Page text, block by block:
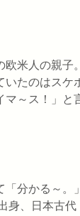
米人の親子。
いたのはスケ
マ～ス！」と
分かる～。」
身、日本古代